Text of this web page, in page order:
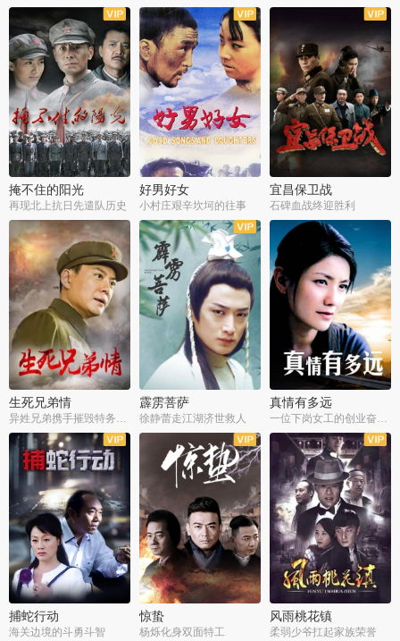
全38集
掩不住的阳光
再现北上抗日先遣队历史
全9集
好男好女
小村庄艰辛坎坷的往事
全35集
宜昌保卫战
石碑血战终迎胜利
全37集
生死兄弟情
异姓兄弟携手摧毁特务阴谋
全40集
霹雳菩萨
徐静蕾走江湖济世救人
全25集
真情有多远
一位下岗女工的创业奋斗史
全22集
捕蛇行动
海关边境的斗勇斗智
全39集
惊蛰
杨烁化身双面特工
全36集
风雨桃花镇
柔弱少爷扛起家族荣誉